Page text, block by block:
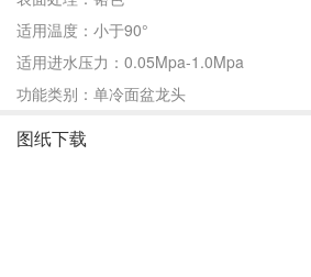
适用温度：小于90°
适用进水压力：0.05Mpa-1.0Mpa
功能类别：单冷面盆龙头
图纸下载